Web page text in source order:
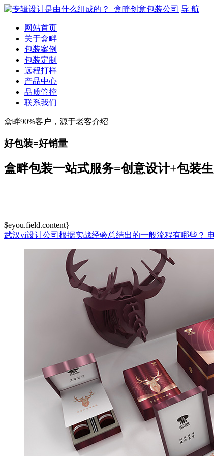
导 航
网站首页
关于盒畔
包装案例
包装定制
远程打样
产品中心
品质管控
联系我们
盒畔90%客户，源于老客介绍
好包装=好销量
盒畔包装一站式服务=创意设计+包装
$eyou.field.content}
武汉vi设计公司根据实战经验总结出的一般流程有哪些？